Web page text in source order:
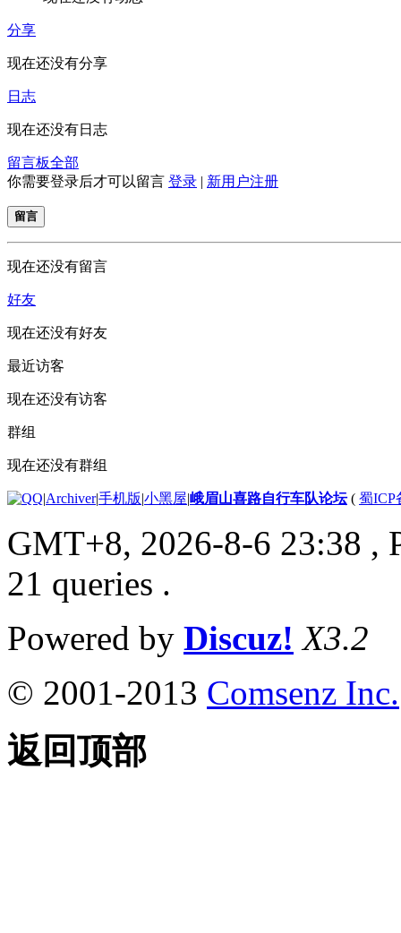
分享
现在还没有分享
日志
现在还没有日志
留言板全部
你需要登录后才可以留言 登录 | 新用户注册
留言
现在还没有留言
好友
现在还没有好友
最近访客
现在还没有访客
群组
现在还没有群组
|Archiver|手机版|小黑屋|峨眉山喜路自行车队论坛( 蜀ICP
GMT+8, 2026-8-6 23:38 ,
21 queries .
Powered by Discuz! X3.2
© 2001-2013 Comsenz Inc.
返回顶部